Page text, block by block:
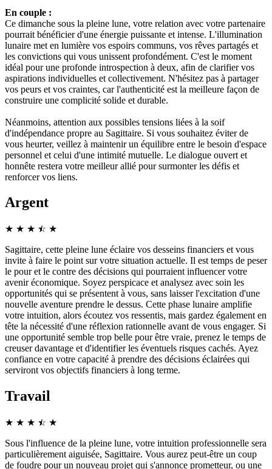
En couple :
Ce dimanche sous la pleine lune, votre relation avec votre partenaire
pourrait bénéficier d'une énergie puissante et intense. L'illumination
lunaire met en lumière vos espoirs communs, vos rêves partagés et
les convictions qui vous unissent profondément. C'est le moment
idéal pour une profonde introspection à deux, afin de clarifier vos
aspirations individuelles et collectivement. N'hésitez pas à partager
vos peurs et vos craintes, car l'authenticité est la meilleure façon de
construire une complicité solide et durable.
Néanmoins, attention aux possibles tensions liées à la soif
d'indépendance propre au Sagittaire. Si vous souhaitez éviter de
vous heurter, veillez à maintenir un équilibre entre le besoin d'espace
personnel et celui d'une intimité mutuelle. Le dialogue ouvert et
honnête restera votre meilleur allié pour surmonter les défis et
renforcer vos liens.
Argent
★ ★ ★ ☆
★ ★
Sagittaire, cette pleine lune éclaire vos desseins financiers et vous
invite à faire le point sur votre situation actuelle. Il est temps de peser
le pour et le contre des décisions qui pourraient influencer votre
avenir économique. Soyez perspicace et analysez avec soin les
opportunités qui se présentent à vous, sans laisser l'excitation d'une
nouvelle aventure prendre le dessus. Cette phase lunaire amplifie
votre intuition, alors écoutez vos ressentis, mais gardez également en
tête la nécessité d'une réflexion rationnelle avant de vous engager. Si
une opportunité semble trop belle pour être vraie, prenez le temps de
creuser davantage et d'identifier les éventuels risques cachés. Ayez
confiance en votre capacité à prendre des décisions éclairées qui
serviront vos objectifs financiers à long terme.
Travail
★ ★ ★ ☆
★ ★
Sous l'influence de la pleine lune, votre intuition professionnelle sera
particulièrement aiguisée, Sagittaire. Vous aurez peut-être un coup
de foudre pour un nouveau projet qui s'annonce prometteur, ou une